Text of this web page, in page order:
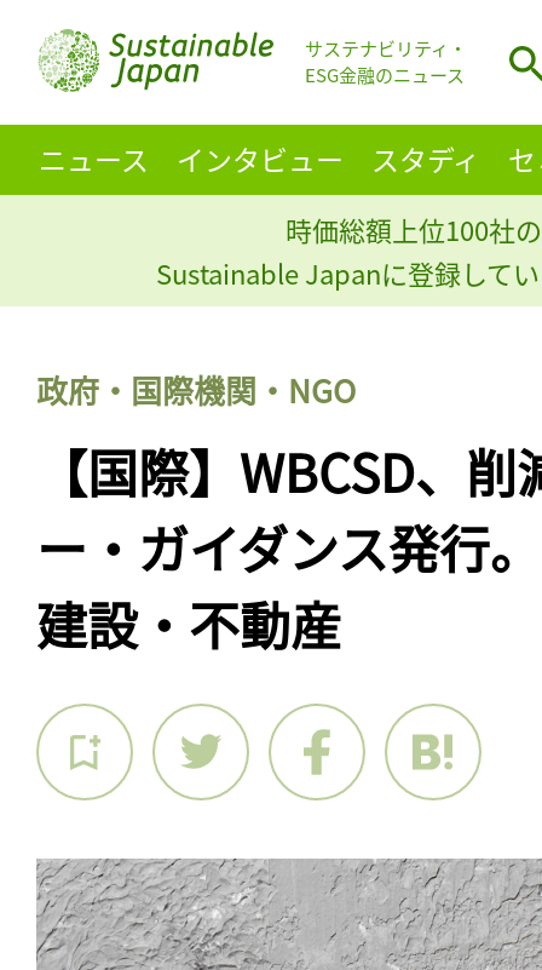
サステナビリティ・
ESG金融のニュース
ニュース インタビュー スタディ
時価総額上位100社
Sustainable Japanに登録して
政府・国際機関・NGO
【国際】WBCSD、
ー・ガイダンス発行
建設・不動産